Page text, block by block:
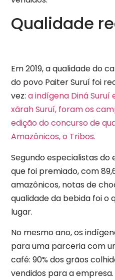
Qualidade
Em 2019, a qualidade do
do povo Paiter Suruí foi
vez: a indígena Diná Suruí
xãrah Suruí, foram os
edição do concurso de
Amazônicos, o Tribos.
Segundo especialistas
que foi premiado, com
amazônicos, notas de
qualidade da bebida foi o
lugar.
No mesmo ano, os
para uma parceria com
café: 90% dos grãos
vendidos para a